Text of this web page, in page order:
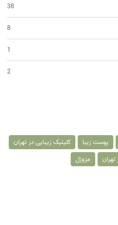
38
8
1
2
پوست زیبا
کلینیک زیبایی در تهران
مزوژل